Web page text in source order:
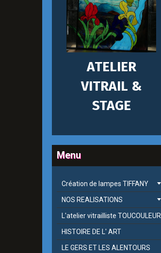
ATELIER
VITRAIL &
STAGE
Menu
Création de lampes TIFFANY
NOS REALISATIONS
L'atelier vitrailliste TOUCOULEUR
HISTOIRE DE L' ART
LE GERS ET LES ALENTOURS